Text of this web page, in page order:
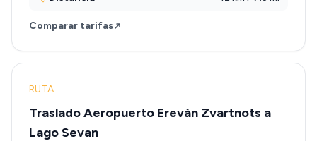
Comparar tarifas
RUTA
Traslado Aeropuerto Erevàn Zvartnots a
Lago Sevan